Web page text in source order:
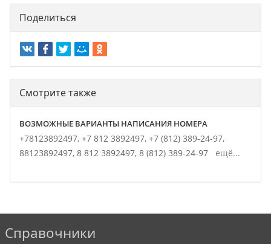
Поделиться
Смотрите также
ВОЗМОЖНЫЕ ВАРИАНТЫ НАПИСАНИЯ НОМЕРА
+78123892497, +7 812 3892497, +7 (812) 389-24-97,
88123892497, 8 812 3892497, 8 (812) 389-24-97 ещё...
Справочники